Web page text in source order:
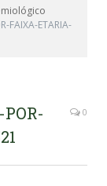
FAIXA-ETARIA-
0